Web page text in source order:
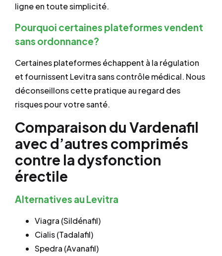
ligne en toute simplicité.
Pourquoi certaines plateformes vendent
sans ordonnance?
Certaines plateformes échappent à la régulation
et fournissent Levitra sans contrôle médical. Nous
déconseillons cette pratique au regard des
risques pour votre santé.
Comparaison du Vardenafil
avec d’autres comprimés
contre la dysfonction
érectile
Alternatives au Levitra
Viagra (Sildénafil)
Cialis (Tadalafil)
Spedra (Avanafil)